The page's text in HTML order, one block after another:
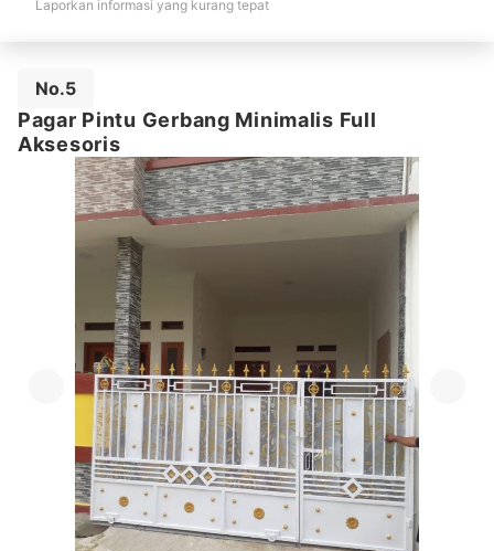
Laporkan informasi yang kurang tepat
No.5
Pagar Pintu Gerbang Minimalis Full
Aksesoris